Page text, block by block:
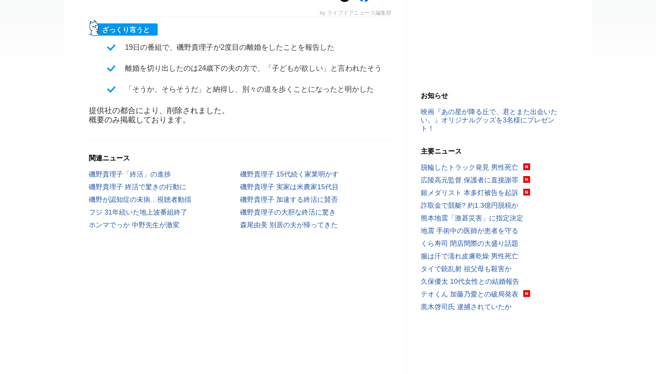
by ライブドアニュース編集部
ざっくり言うと
19日の番組で、磯野貴理子が2度目の離婚をしたことを報告した
離婚を切り出したのは24歳下の夫の方で、「子どもが欲しい」と言われたそう
「そうか、そらそうだ」と納得し、別々の道を歩くことになったと明かした
提供社の都合により、削除されました。
概要のみ掲載しております。
関連ニュース
磯野貴理子「終活」の進捗
磯野貴理子 15代続く家業明かす
磯野貴理子 終活で驚きの行動に
磯野貴理子 実家は米農家15代目
磯野が認知症の未病…視聴者動揺
磯野貴理子 加速する終活に賛否
フジ 31年続いた地上波番組終了
磯野貴理子の大胆な終活に驚き
ホンマでっか 中野先生が激変
森尾由美 別居の夫が帰ってきた
お知らせ
映画『あの星が降る丘で、君とまた出会いた
い。』オリジナルグッズを3名様にプレゼン
ト！
主要ニュース
脱輪したトラック発見 男性死亡
広陵高元監督 保護者に直接謝罪
銀メダリスト 本多灯被告を起訴
詐取金で競艇? 約1.3億円脱税か
熊本地震「激甚災害」に指定決定
地震 手術中の医師が患者を守る
くら寿司 閉店間際の大盛り話題
服は汗で濡れ皮膚乾燥 男性死亡
タイで銃乱射 祖父母も殺害か
久保優太 10代女性との結婚報告
テオくん 加藤乃愛との破局発表
黒木啓司氏 逮捕されていたか